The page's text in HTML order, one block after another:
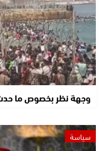
وجهة نظر بخصوص ما
سياسة